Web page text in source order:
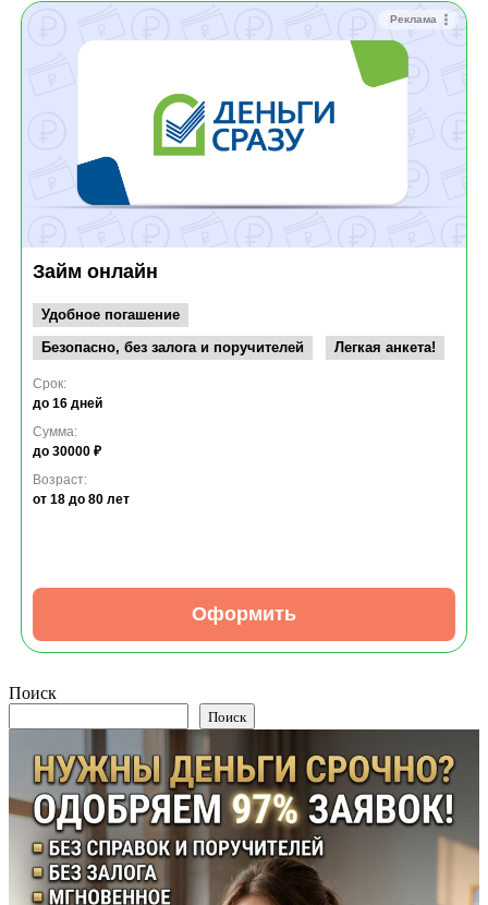
Реклама
Займ онлайн
Удобное погашение
Безопасно, без залога и поручителей
Легкая анкета!
Срок:
до 16 дней
Сумма:
до 30000 ₽
Возраст:
от 18 до 80 лет
Оформить
Поиск
Поиск